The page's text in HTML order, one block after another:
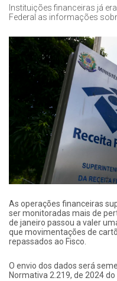
Instituições financeiras já
Federal as informações
As operações financeiras
ser monitoradas mais de
de janeiro passou a valer
que movimentações de
repassados ao Fisco.
O envio dos dados será
Normativa 2.219, de 2024